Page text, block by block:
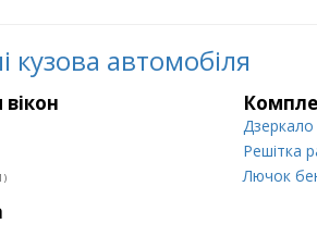
кузова автомобіля
Дзеркало
Решітка
Лючок